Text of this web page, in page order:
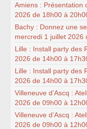
Amiens : Présentation
2026 de 18h00 à
Bachy : Donnez une
mercredi 1 juillet 2026
Lille : Install party des
2026 de 14h00 à
Lille : Install party des
2026 de 14h00 à
Villeneuve d’Ascq :
2026 de 09h00 à
Villeneuve d’Ascq :
2026 de 09h00 à